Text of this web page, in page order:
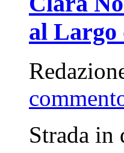
al Largo
Strada in